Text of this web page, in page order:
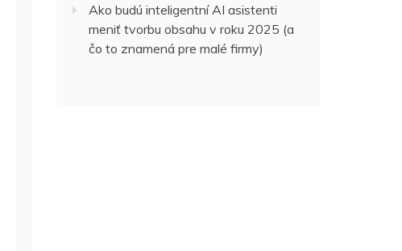
Ako budú inteligentní AI asistenti
meniť tvorbu obsahu v roku 2025 (a
čo to znamená pre malé firmy)